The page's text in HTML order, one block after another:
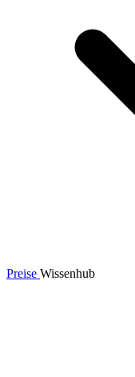
Preise Wissenhub